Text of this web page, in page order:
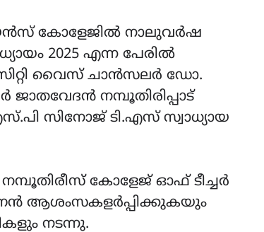
കോളേജിൽ നാലുവർഷ
2025 എന്ന പേരിൽ
വൈസ് ചാൻസലർ ഡോ.
നമ്പൂതിരിപ്പാട്
സിനോജ് ടി.എസ് സ്വാധ്യായ
കോളേജ് ഓഫ് ടീച്ചർ
ആശംസകളർപ്പിക്കുകയും
നടന്നു.